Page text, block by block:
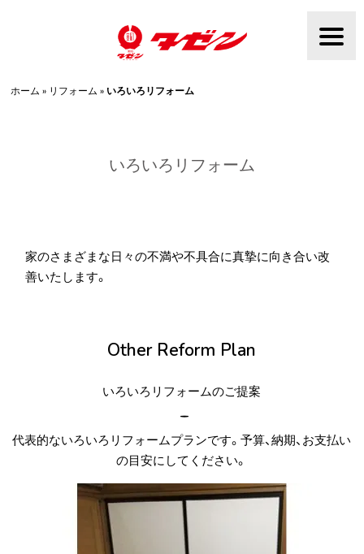
ホーム » リフォーム » いろいろリフォーム
いろいろリフォーム
家のさまざまな日々の不満や不具合に真摯に向き合い改
善いたします。
Other Reform Plan
いろいろリフォームのご提案
代表的ないろいろリフォームプランです。予算、納期、お⽀払い
の目安にしてください。